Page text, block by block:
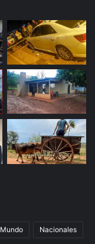
Mundo Nacionales